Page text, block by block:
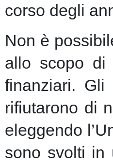
corso degli
Non è
allo scopo di
finanziari. Gli
rifiutarono di
eleggendo
sono svolti in